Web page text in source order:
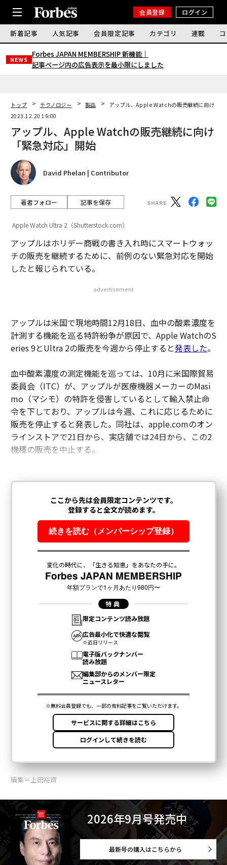
会員登録 ログイン
新着記事 人気記事 会員限定記事 カテゴリ 連載
NEWS
Forbes JAPAN MEMBERSHIP 新機能｜
記事ページ内の広告表示を最小限にしました
トップ テクノロジー 製品
アップル、Apple Watchの販売継続に向け「緊
2023.12.20 16:00
アップル、Apple Watchの販売継続に向け
「緊急対応」開始
David Phelan | Contributor
著者フォロー 記事を保存
Apple Watch Ultra 2（Shutterstock.com）
アップルはホリデー商戦の書き入れ時にスマートウォッ
チの販売を継続するために、前例のない緊急対応を開始
したと報じられている。
advertisement
アップルは米国で現地時間12月18日、血中の酸素濃度を
計測する機能を巡る特許紛争が原因で、Apple WatchのS
eries 9とUltra 2の販売を今週から停止すると発表した。
血中酸素濃度の測定機能を巡っては、10月に米国際貿易
委員会（ITC）が、アップルが医療機器メーカーのMasi
mo（マシモ）の特許を侵害しているとして輸入禁止命
令を下しており、アップルは今週、これに応じるために
販売を停止すると発表した。同社は、apple.comのオン
ラインストアで21日から、実店舗では24日から、この2
機種の販売を中止する。
編集＝上田裕資
2026年9月号発売中
最新号の購入はこちらから